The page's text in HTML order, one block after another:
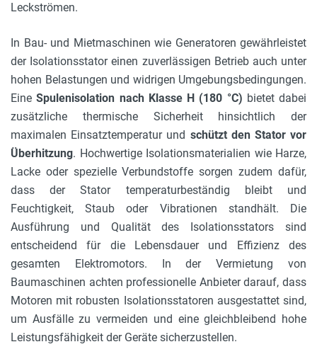
Leckströmen.
In Bau- und Mietmaschinen wie Generatoren gewährleistet
der Isolationsstator einen zuverlässigen Betrieb auch unter
hohen Belastungen und widrigen Umgebungsbedingungen.
EineSpulenisolation nach Klasse H (180 °C) bietet dabei
zusätzliche
thermische
Sicherheit hinsichtlich der
maximalen Einsatztemperatur und schützt den Stator vor
Überhitzung. Hochwertige Isolationsmaterialien wie Harze,
Lacke oder spezielle Verbundstoffe sorgen zudem dafür,
dass der Stator temperaturbeständig bleibt und
Feuchtigkeit, Staub oder Vibrationen standhält. Die
Ausführung und Qualität des Isolationsstators sind
entscheidend für die Lebensdauer und Effizienz des
gesamten Elektromotors. In der Vermietung von
Baumaschinen achten professionelle Anbieter darauf, dass
Motoren mit robusten Isolationsstatoren ausgestattet sind,
um Ausfälle zu vermeiden und eine gleichbleibend hohe
Leistungsfähigkeit der Geräte sicherzustellen.